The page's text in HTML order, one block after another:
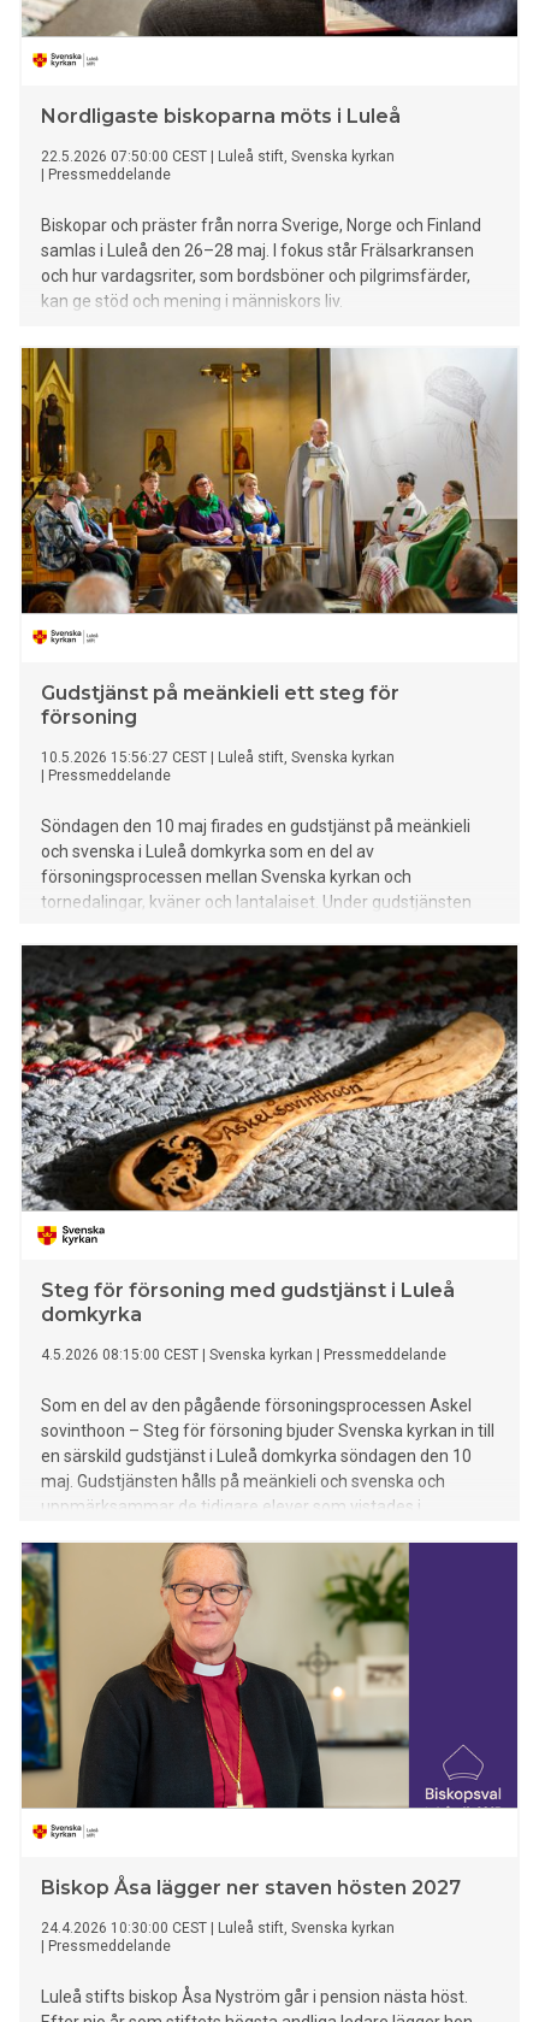
Nordligaste biskoparna möts i Luleå
22.5.2026 07:50:00 CEST
Luleå stift, Svenska kyrkan
Pressmeddelande
Biskopar och präster från norra Sverige, Norge och Finland
samlas i Luleå den 26–28 maj. I fokus står Frälsarkransen
och hur vardagsriter, som bordsböner och pilgrimsfärder,
kan ge stöd och mening i människors liv.
Gudstjänst på meänkieli ett steg för
försoning
10.5.2026 15:56:27 CEST
Luleå stift, Svenska kyrkan
Pressmeddelande
Söndagen den 10 maj firades en gudstjänst på meänkieli
och svenska i Luleå domkyrka som en del av
försoningsprocessen mellan Svenska kyrkan och
tornedalingar, kväner och lantalaiset. Under gudstjänsten
arbetsstugorna i Norrbotten.
Steg för försoning med gudstjänst i Luleå
domkyrka
4.5.2026 08:15:00 CEST Svenska kyrkan Pressmeddelande
Som en del av den pågående försoningsprocessen Askel
sovinthoon – Steg för försoning bjuder Svenska kyrkan in till
en särskild gudstjänst i Luleå domkyrka söndagen den 10
maj. Gudstjänsten hålls på meänkieli och svenska och
uppmärksammar de tidigare elever som vistades i
Biskop Åsa lägger ner staven hösten 2027
24.4.2026 10:30:00 CEST
Luleå stift, Svenska kyrkan
Pressmeddelande
Luleå stifts biskop Åsa Nyström går i pension nästa höst.